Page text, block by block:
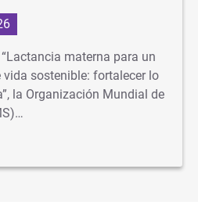
materna para un
vida sostenible: fortalecer lo
la Organización Mundial de